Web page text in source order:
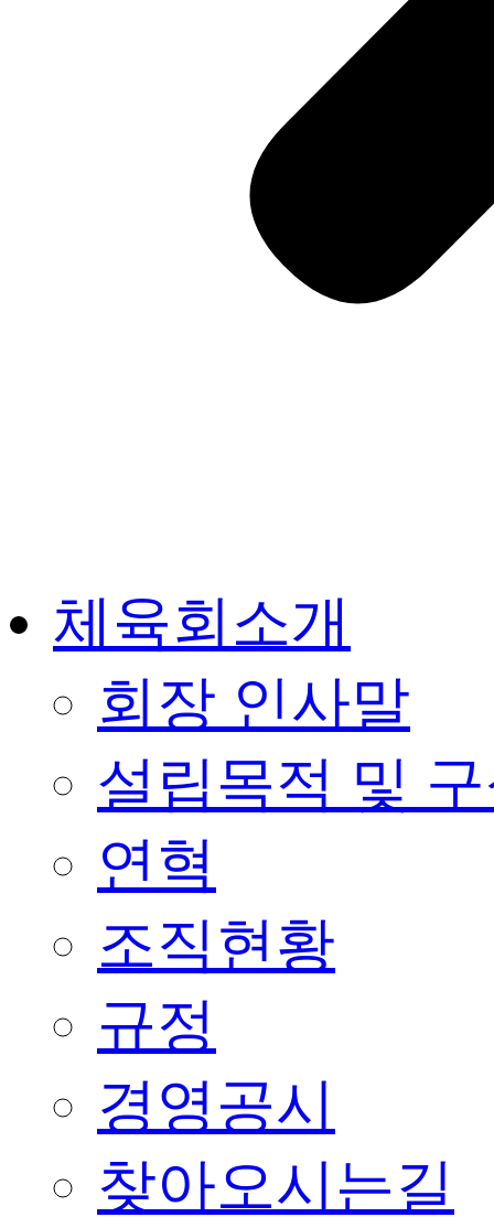
체육회소개
회장 인사말
설립목적 및
연혁
조직현황
규정
경영공시
찾아오시는길